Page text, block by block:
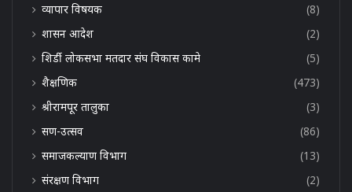
व्यापार विषयक
(8)
शासन आदेश
(2)
शिर्डी लोकसभा मतदार संघ विकास कामे
(5)
शैक्षणिक
(473)
श्रीरामपूर तालुका
(3)
सण-उत्सव
(86)
समाजकल्याण विभाग
(13)
संरक्षण विभाग
(2)